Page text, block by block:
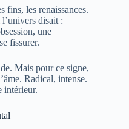
fins, les renaissances.
disait :
une
fissurer.
Mais pour ce signe,
Radical, intense.
intérieur.